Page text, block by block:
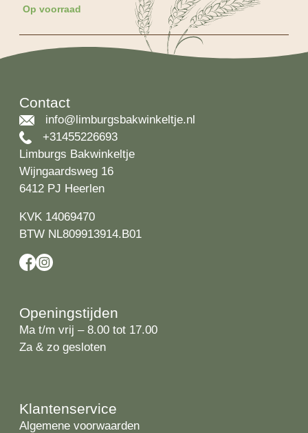
Op voorraad
Contact
info@limburgsbakwinkeltje.nl
+31455226693
Limburgs Bakwinkeltje
Wijngaardsweg 16
6412 PJ Heerlen
KVK 14069470
BTW NL809913914.B01
Openingstijden
Ma t/m vrij – 8.00 tot 17.00
Za & zo gesloten
Klantenservice
Algemene voorwaarden